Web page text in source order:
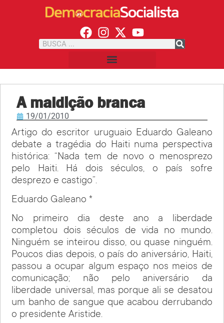
A maldição branca
19/01/2010
Artigo do escritor uruguaio Eduardo Galeano
debate a tragédia do Haiti numa perspectiva
histórica: “Nada tem de novo o menosprezo
pelo Haiti. Há dois séculos, o país sofre
desprezo e castigo”.
Eduardo Galeano *
No primeiro dia deste ano a liberdade
completou dois séculos de vida no mundo.
Ninguém se inteirou disso, ou quase ninguém.
Poucos dias depois, o país do aniversário, Haiti,
passou a ocupar algum espaço nos meios de
comunicação; não pelo aniversário da
liberdade universal, mas porque ali se desatou
um banho de sangue que acabou derrubando
o presidente Aristide.